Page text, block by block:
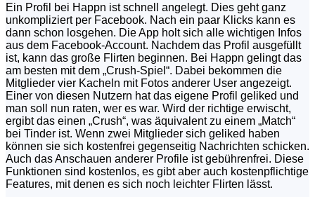
Ein Profil bei Happn ist schnell angelegt. Dies geht ganz
unkompliziert per Facebook. Nach ein paar Klicks kann es
dann schon losgehen. Die App holt sich alle wichtigen Infos
aus dem Facebook-Account. Nachdem das Profil ausgefüllt
ist, kann das große Flirten beginnen. Bei Happn gelingt das
am besten mit dem „Crush-Spiel“. Dabei bekommen die
Mitglieder vier Kacheln mit Fotos anderer User angezeigt.
Einer von diesen Nutzern hat das eigene Profil geliked und
man soll nun raten, wer es war. Wird der richtige erwischt,
ergibt das einen „Crush“, was äquivalent zu einem „Match“
bei Tinder ist. Wenn zwei Mitglieder sich geliked haben
können sie sich kostenfrei gegenseitig Nachrichten schicken.
Auch das Anschauen anderer Profile ist gebührenfrei. Diese
Funktionen sind kostenlos, es gibt aber auch kostenpflichtige
Features, mit denen es sich noch leichter Flirten lässt.